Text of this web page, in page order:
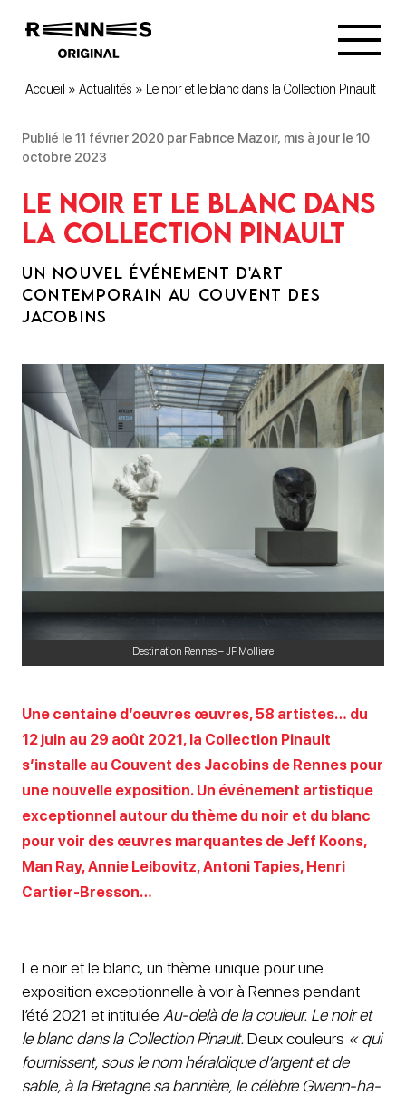
Accueil » Actualités » Le noir et le blanc dans la Collection Pinault
Publié le 11 février 2020 par Fabrice Mazoir, mis à jour le 10
octobre 2023
Le noir et le blanc dans
la Collection Pinault
UN NOUVEL ÉVÉNEMENT D'ART
CONTEMPORAIN AU COUVENT DES
JACOBINS
Destination Rennes – JF Molliere
Une centaine d’oeuvres œuvres, 58 artistes… du
12 juin au 29 août 2021, la Collection Pinault
s’installe au Couvent des Jacobins de Rennes pour
une nouvelle exposition. Un événement artistique
exceptionnel autour du thème du noir et du blanc
pour voir des œuvres marquantes de Jeff Koons,
Man Ray, Annie Leibovitz, Antoni Tapies, Henri
Cartier-Bresson…
Le noir et le blanc, un thème unique pour une
exposition exceptionnelle à voir à Rennes pendant
l’été 2021 et intitulée Au-delà de la couleur. Le noir et
le blanc dans la Collection Pinault. Deux couleurs « qui
fournissent, sous le nom héraldique d’argent et de
sable, à la Bretagne sa bannière, le célèbre Gwenn-ha-